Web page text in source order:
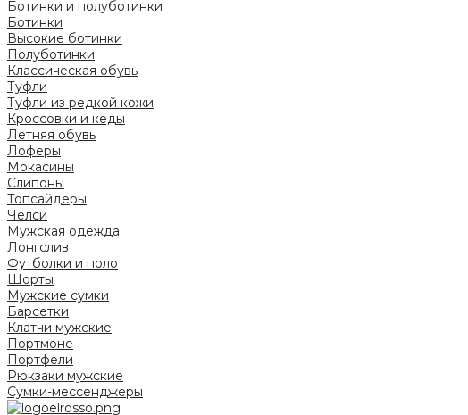
Ботинки и полуботинки
Ботинки
Высокие ботинки
Полуботинки
Классическая обувь
Туфли
Туфли из редкой кожи
Кроссовки и кеды
Летняя обувь
Лоферы
Мокасины
Слипоны
Топсайдеры
Челси
Мужская одежда
Лонгслив
Футболки и поло
Шорты
Мужские сумки
Барсетки
Клатчи мужские
Портмоне
Портфели
Рюкзаки мужские
Сумки-мессенджеры